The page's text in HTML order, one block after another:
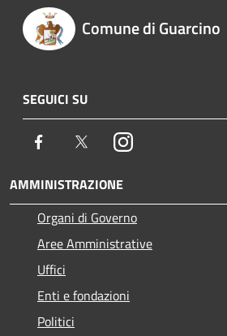
Comune di Guarcino
SEGUICI SU
Facebook TwitterInstagram
AMMINISTRAZIONE
Organi di Governo
Aree Amministrative
Uffici
Enti e fondazioni
Politici